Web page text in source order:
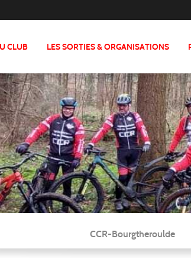
CLUB LES SORTIES & ORGANISATIONS
CCR-Bourgtheroulde